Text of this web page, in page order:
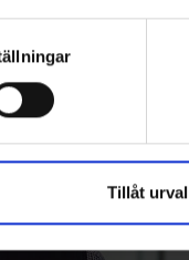
Tillåt urval